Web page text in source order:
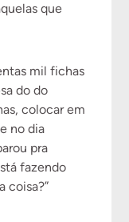
que
mil fichas
do do
colocar em
no dia
pra
fazendo
coisa?”